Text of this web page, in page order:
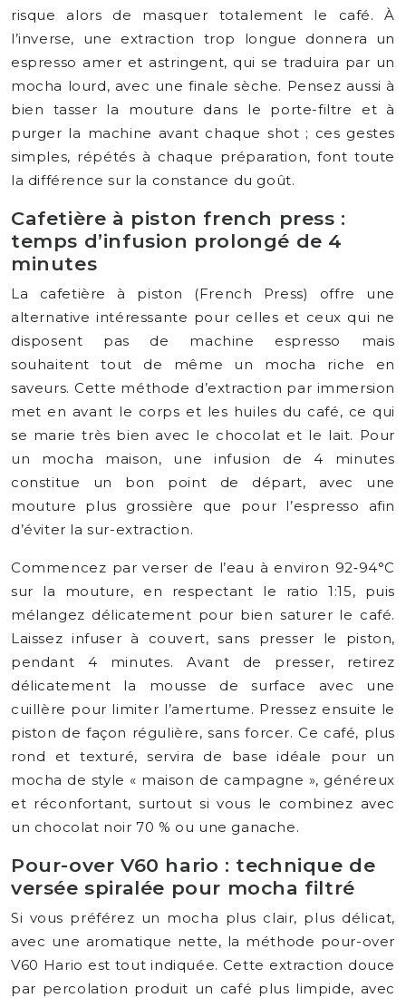
risque alors de masquer totalement le café. À
l’inverse, une extraction trop longue donnera un
espresso amer et astringent, qui se traduira par un
mocha lourd, avec une finale sèche. Pensez aussi à
bien tasser la mouture dans le porte-filtre et à
purger la machine avant chaque shot ; ces gestes
simples, répétés à chaque préparation, font toute
la différence sur la constance du goût.
Cafetière à piston french press :
temps d’infusion prolongé de 4
minutes
La cafetière à piston (French Press) offre une
alternative intéressante pour celles et ceux qui ne
disposent pas de machine espresso mais
souhaitent tout de même un mocha riche en
saveurs. Cette méthode d’extraction par immersion
met en avant le corps et les huiles du café, ce qui
se marie très bien avec le chocolat et le lait. Pour
un mocha maison, une infusion de 4 minutes
constitue un bon point de départ, avec une
mouture plus grossière que pour l’espresso afin
d’éviter la sur-extraction.
Commencez par verser de l’eau à environ 92‑94°C
sur la mouture, en respectant le ratio 1:15, puis
mélangez délicatement pour bien saturer le café.
Laissez infuser à couvert, sans presser le piston,
pendant 4 minutes. Avant de presser, retirez
délicatement la mousse de surface avec une
cuillère pour limiter l’amertume. Pressez ensuite le
piston de façon régulière, sans forcer. Ce café, plus
rond et texturé, servira de base idéale pour un
mocha de style « maison de campagne », généreux
et réconfortant, surtout si vous le combinez avec
un chocolat noir 70 % ou une ganache.
Pour-over V60 hario : technique de
versée spiralée pour mocha filtré
Si vous préférez un mocha plus clair, plus délicat,
avec une aromatique nette, la méthode pour-over
V60 Hario est tout indiquée. Cette extraction douce
par percolation produit un café plus limpide, avec